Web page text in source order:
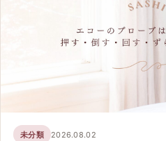
未分類 2026.08.02